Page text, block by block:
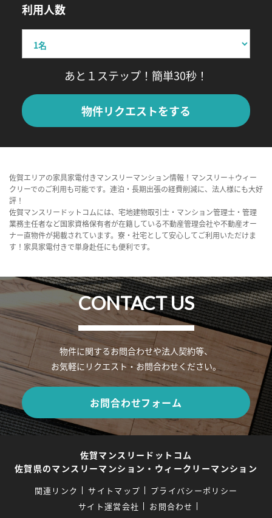
利用人数
あと１ステップ！簡単30秒！
物件リクエストをする
佐賀エリアの家具家電付きマンスリーマンション情報！マンスリー＋ウィー
クリーでのご利用も可能です。連泊・長期出張の経費削減に、法人様にも大好
評！
佐賀マンスリードットコムには、宅地建物取引士・マンション管理士・管理
業務主任者など国家資格保有者が在籍している不動産管理会社や不動産オー
ナー直物件が掲載されています。寮・社宅として安心してご利用いただけま
す！家具家電付きで単身赴任にも便利です。
CONTACT US
物件に関するお問合わせや法人契約等、
お気軽にリクエスト・お問合わせください。
お問合わせフォーム
佐賀マンスリードットコム
佐賀県のマンスリーマンション・ウィークリーマンション
関連リンク サイトマップ
プライバシーポリシー
サイト運営会社
お問合わせ